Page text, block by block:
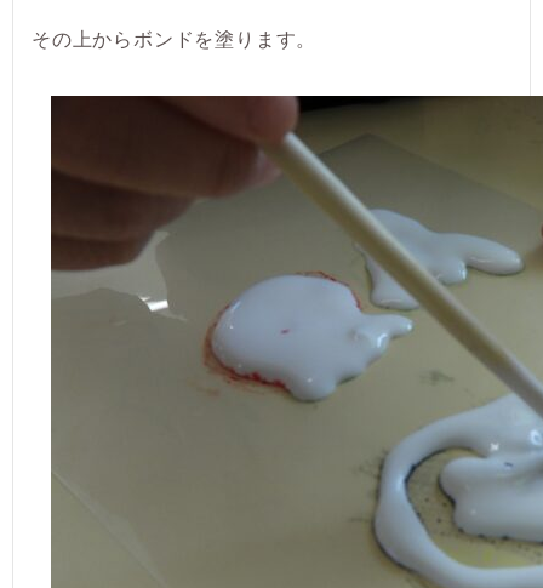
その上からボンドを塗ります。